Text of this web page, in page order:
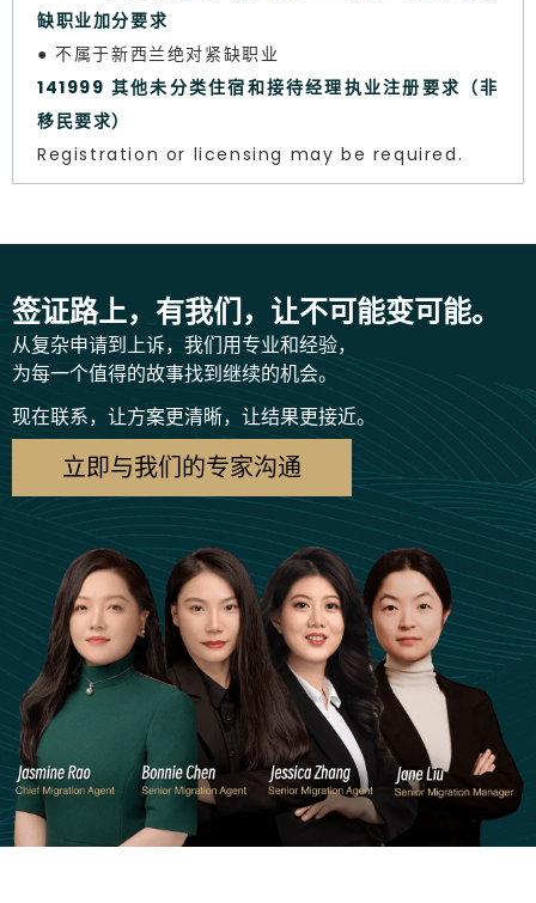
缺职业加分要求
● 不属于新西兰绝对紧缺职业
141999 其他未分类住宿和接待经理执业注册要求（非
移民要求）
Registration or licensing may be required.
签证路上，有我们，让不可能变可能。
从复杂申请到上诉，我们用专业和经验，
为每一个值得的故事找到继续的机会。
现在联系，让方案更清晰，让结果更接近。
立即与我们的专家沟通